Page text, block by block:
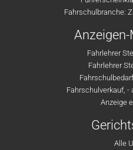
Fahrschulbranche:
Fahrlehrer
Fahrlehrer
Fahrschulverkauf, -
Anzeige
Alle